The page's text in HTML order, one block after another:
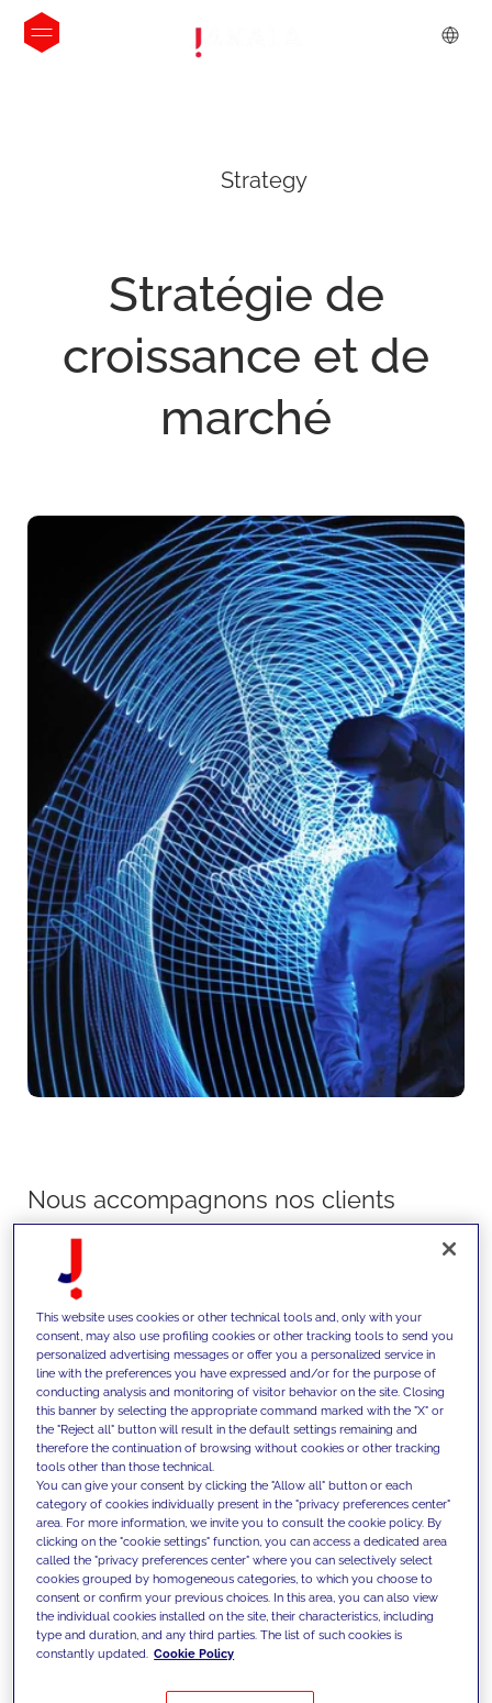
Strategy
Stratégie de
croissance et de
marché
Nous accompagnons nos clients
dans l’identification et la
concrétisation des opportunités
de croissance grâce à des
analyses de marché data-driven,
de l’intelligence concurrentielle
et une planification stratégique,
en traduisant les dynamiques de
marché en feuilles de route de
croissance exploitables à travers
les produits, les canaux et les
zones géographiques.
This website uses cookies or other technical tools and, only with your
consent, may also use profiling cookies or other tracking tools to send you
personalized advertising messages or offer you a personalized service in
line with the preferences you have expressed and/or for the purpose of
conducting analysis and monitoring of visitor behavior on the site. Closing
this banner by selecting the appropriate command marked with the "X" or
the "Reject all" button will result in the default settings remaining and
therefore the continuation of browsing without cookies or other tracking
tools other than those technical.
You can give your consent by clicking the "Allow all" button or each
category of cookies individually present in the "privacy preferences center"
area. For more information, we invite you to consult the cookie policy. By
clicking on the "cookie settings" function, you can access a dedicated area
called the "privacy preferences center" where you can selectively select
cookies grouped by homogeneous categories, to which you choose to
consent or confirm your previous choices. In this area, you can also view
the individual cookies installed on the site, their characteristics, including
type and duration, and any third parties. The list of such cookies is
constantly updated. Cookie Policy